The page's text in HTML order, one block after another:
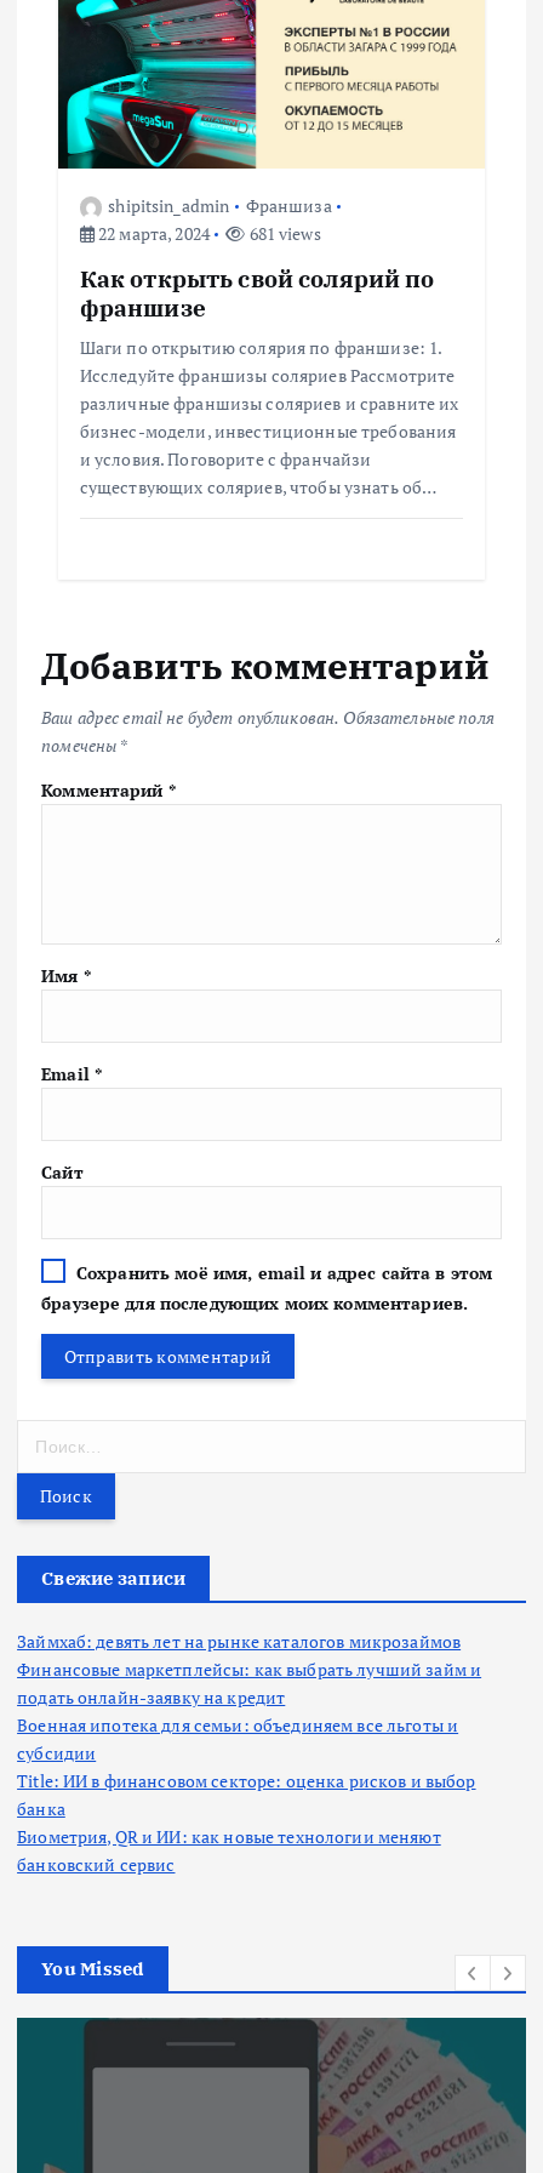
shipitsin_admin
Франшиза
22 марта, 2024
681 views
Как открыть свой солярий по
франшизе
Шаги по открытию солярия по франшизе: 1.
Исследуйте франшизы соляриев Рассмотрите
различные франшизы соляриев и сравните их
бизнес-модели, инвестиционные требования
и условия. Поговорите с франчайзи
существующих соляриев, чтобы узнать об…
Добавить комментарий
Ваш адрес email не будет опубликован. Обязательные поля
помечены *
Комментарий *
Имя *
Email *
Сайт
Сохранить моё имя, email и адрес сайта в этом
браузере для последующих моих комментариев.
т
Свежие записи
Займхаб: девять лет на рынке каталогов микрозаймов
Финансовые маркетплейсы: как выбрать лучший займ и
подать онлайн-заявку на кредит
Военная ипотека для семьи: объединяем все льготы и
субсидии
Title: ИИ в финансовом секторе: оценка рисков и выбор
банка
Биометрия, QR и ИИ: как новые технологии меняют
банковский сервис
You Missed